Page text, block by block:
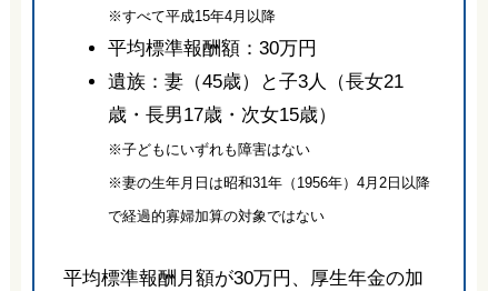
※すべて平成15年4月以降
平均標準報酬額：30万円
遺族：妻（45歳）と子3人（長女21
歳・長男17歳・次女15歳）
※子どもにいずれも障害はない
※妻の生年月日は昭和31年（1956年）4月2日以降
で経過的寡婦加算の対象ではない
平均標準報酬月額が30万円、厚生年金の加